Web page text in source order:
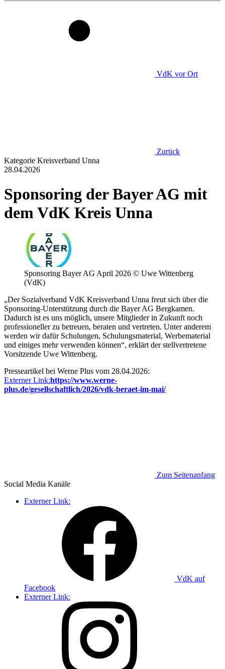
VdK vor Ort
Zurück
Kategorie Kreisverband Unna
28.04.2026
Sponsoring der Bayer AG mit
dem VdK Kreis Unna
Sponsoring Bayer AG April 2026 © Uwe Wittenberg
(VdK)
„Der Sozialverband VdK Kreisverband Unna freut sich über die
Sponsoring-Unterstützung durch die Bayer AG Bergkamen.
Dadurch ist es uns möglich, unsere Mitglieder in Zukunft noch
professioneller zu betreuen, beraten und vertreten. Unter anderem
werden wir dafür Schulungen, Schulungsmaterial, Werbematerial
und einiges mehr verwenden können“, erklärt der stellvertretene
Vorsitzende Uwe Wittenberg.
Presseartikel bei Werne Plus vom 28.04.2026:
Externer Link:https://www.werne-
plus.de/gesellschaftlich/2026/vdk-beraet-im-mai/
Zum Seitenanfang
Social Media Kanäle
Externer Link:
VdK auf
Facebook
Externer Link: